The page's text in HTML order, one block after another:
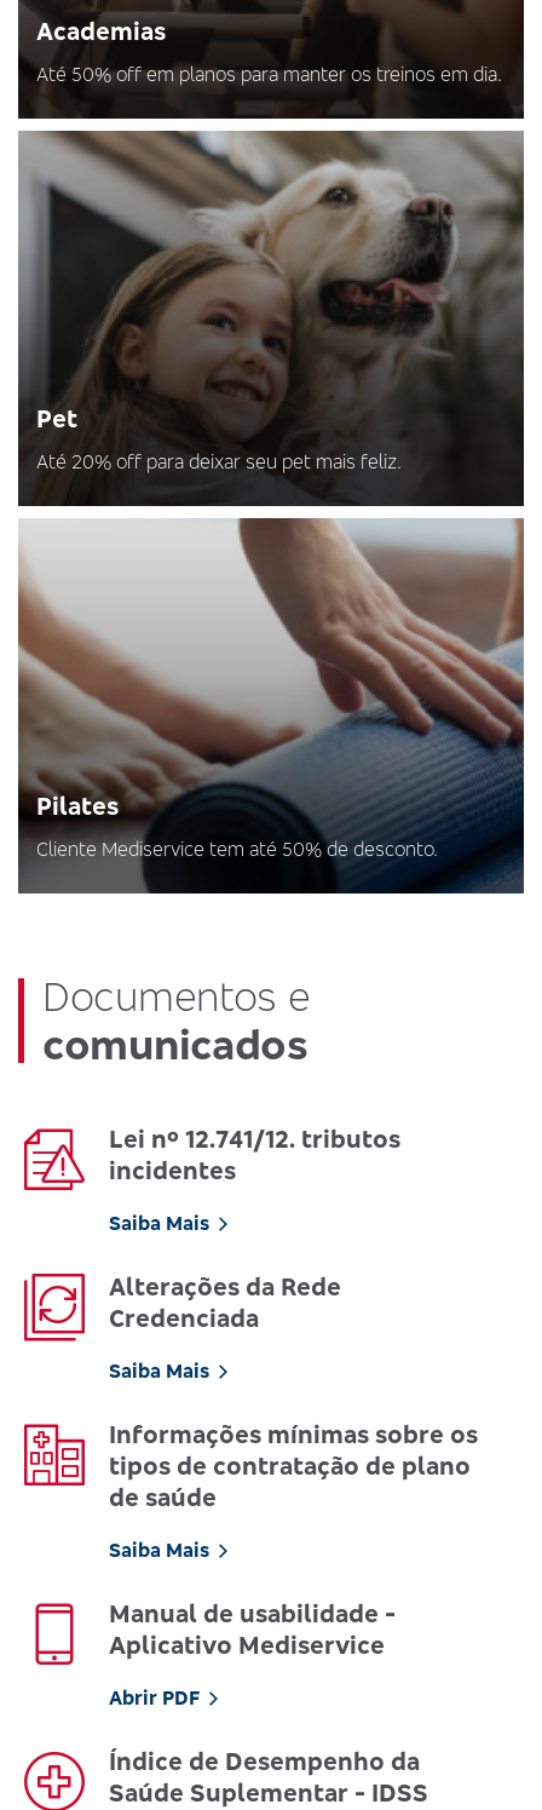
Academias
Até 50% off em planos para manter os treinos em dia.
Pet
Até 20% off para deixar seu pet mais feliz.
Pilates
Cliente Mediservice tem até 50% de desconto.
Documentos e
comunicados
Lei nº 12.741/12. tributos
incidentes
Saiba Mais
Alterações da Rede
Credenciada
Saiba Mais
Informações mínimas sobre os
tipos de contratação de plano
de saúde
Saiba Mais
Manual de usabilidade -
Aplicativo Mediservice
Abrir PDF
Índice de Desempenho da
Saúde Suplementar - IDSS